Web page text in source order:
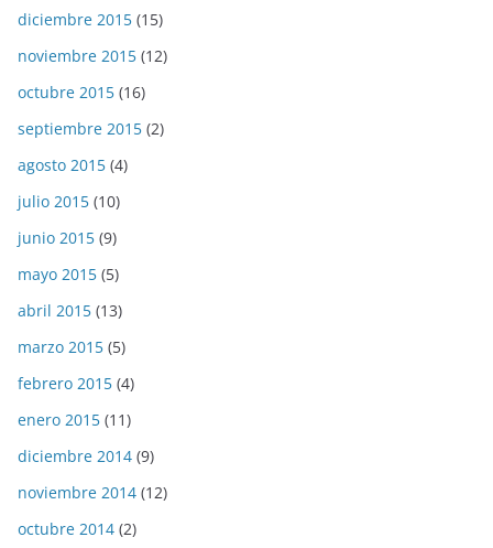
diciembre 2015 (15)
noviembre 2015 (12)
octubre 2015 (16)
septiembre 2015 (2)
agosto 2015 (4)
julio 2015 (10)
junio 2015 (9)
mayo 2015 (5)
abril 2015 (13)
marzo 2015 (5)
febrero 2015 (4)
enero 2015 (11)
diciembre 2014 (9)
noviembre 2014 (12)
octubre 2014 (2)